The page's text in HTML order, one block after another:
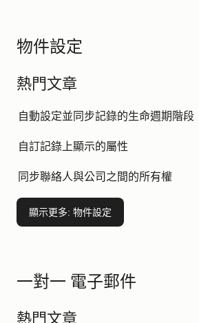
物件設定
熱門文章
自動設定並同步記錄的生命週期階段
自訂記錄上顯示的屬性
同步聯絡人與公司之間的所有權
顯示更多: 物件設定
一對一 電子郵件
熱門文章